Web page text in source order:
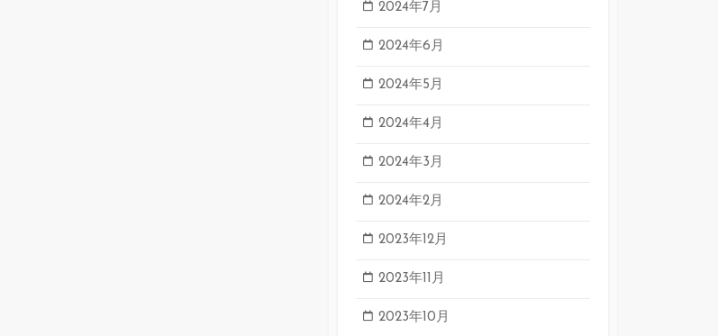
2024年7月
2024年6月
2024年5月
2024年4月
2024年3月
2024年2月
2023年12月
2023年11月
2023年10月